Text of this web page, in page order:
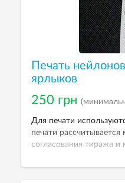
Печать
ярлыков
250 грн
Для печати
печати
согласования тиража и